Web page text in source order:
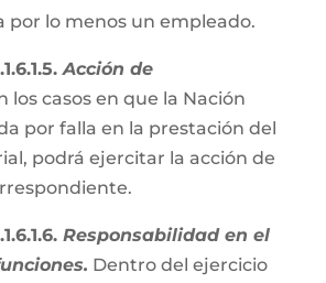
por lo menos un empleado.
Acción de
los casos en que la Nación
por falla en la prestación del
podrá ejercitar la acción de
Responsabilidad en el
Dentro del ejercicio